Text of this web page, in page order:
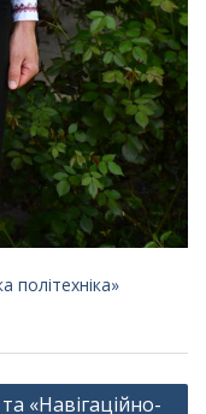
політехніка»
«Навігаційно-